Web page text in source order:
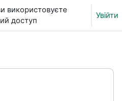
пошуку
використовуєте
доступ
Увійти